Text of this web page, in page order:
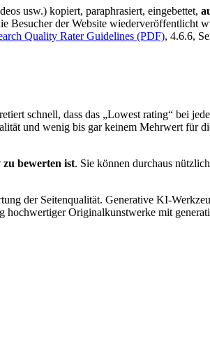
usw.) kopiert, paraphrasiert, eingebettet,
der Website wiederveröffentlicht
Quality Rater Guidelines (PDF), 4.6.6,
schnell, dass das „Lowest rating“ bei
und wenig bis gar keinem Mehrwert für
bewerten ist. Sie können durchaus
der Seitenqualität. Generative KI-
Originalkunstwerke mit